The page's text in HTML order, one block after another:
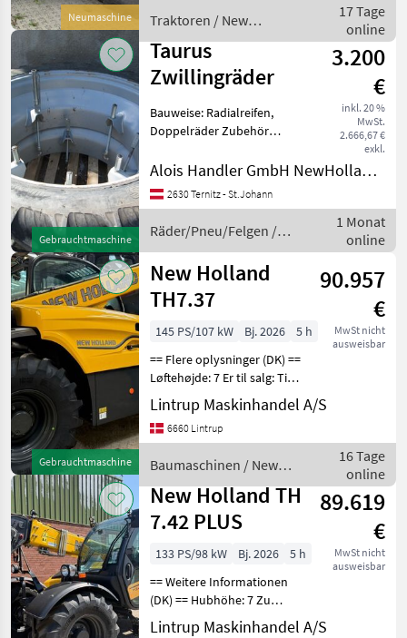
Neumaschine
km/h: 50 km/h, Aufladung:
Traktoren / New
Holland
17 Tage
online
Gebrauchtmaschine
Taurus
Zwillingräder
3.200
€
inkl. 20 %
MwSt.
2.666,67 €
exkl.
Bauweise: Radialreifen,
Doppelräder Zubehör
Zwillingsräder Taurus
Räder/Pneu/Felgen
Räder/Pneu/Felgen
Alois Handler GmbH NewHolland, MacDon u.Toyota Vertragshändler
2630 Ternitz - St.Johann
Räder/Pneu/Felgen /
Taurus
1 Monat
online
Gebrauchtmaschine
New Holland
TH7.37
90.957
€
MwSt nicht
ausweisbar
145 PS/107 kW Bj. 2026
5 h
== Flere oplysninger (DK) ==
Løftehøjde: 7 Er til salg: Til
salg nu Vægt: 8000 kg Vi har
lige købt den og har ikke
fået den hjem endnu men
Lintrup Maskinhandel A/S
6660 Lintrup
Baumaschinen / New
Holland
16 Tage
online
New Holland TH
7.42 PLUS
89.619
€
MwSt nicht
ausweisbar
133 PS/98 kW Bj. 2026
5 h
== Weitere Informationen
(DK) == Hubhöhe: 7 Zu
verkaufen: Jetzt zu
Lintrup Maskinhandel A/S